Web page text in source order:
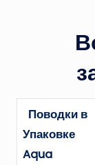
Поводки в
Упаковке
Aqua